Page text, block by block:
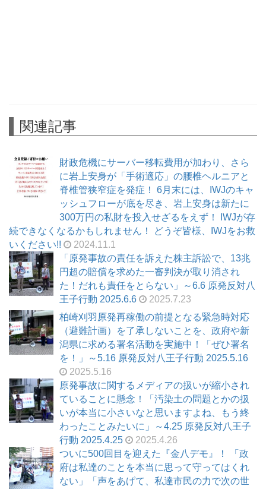
関連記事
財政危機にサーバー移転費用が加わり、さら
に岩上安身が「手術適応」の腰椎ヘルニアと
脊椎管狭窄症を発症！ 6月末には、IWJのキャ
ッシュフローが底を尽き、岩上安身は新たに
300万円の私財を投入せざるをえず！ IWJが存
続できなくなるかもしれません！ どうぞ皆様、IWJをお救
いください!!
2024.11.1
「原発事故の責任を訴えた株主訴訟で、13兆
円超の賠償を求めた一審判決が取り消され
た！だれも責任をとらない」～6.6 原発反対八
王子行動 2025.6.6
2025.7.23
柏崎刈羽原発再稼働の前提となる緊急時対応
（避難計画）を了承しないことを、政府や新
潟県に求める署名活動を実施中！「ぜひ署名
を！」～5.16 原発反対八王子行動 2025.5.16
2025.5.16
原発事故に関するメディアの扱いが縮小され
ていることに懸念！「汚染土の問題とかの扱
いが本当に小さいなと思いますよね、もう終
わったことみたいに」～4.25 原発反対八王子
行動 2025.4.25
2025.4.26
ついに500回目を迎えた『金八デモ』！ 「政
府は私達のことを本当に思って守ってはくれ
ない」「声をあげて、私達市民の力で次の世